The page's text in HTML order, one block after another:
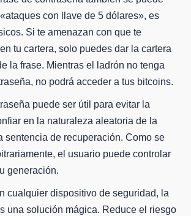
con llave de 5 dólares», es
Si te amenazan con que te
tu cartera, solo puedes dar la cartera
la frase. Mientras el ladrón no tenga
no podrá acceder a tus bitcoins.
puede ser útil para evitar la
en la naturaleza aleatoria de la
sentencia de recuperación. Como se
el usuario puede controlar
generación.
cualquier dispositivo de seguridad, la
una solución mágica. Reduce el riesgo